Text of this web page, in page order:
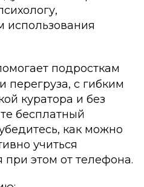
использования
подросткам
перегруза, с гибким
куратора и без
бесплатный
как можно
учиться
при этом от телефона.